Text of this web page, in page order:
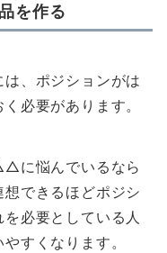
を作る
、ポジションがは
必要があります。
に悩んでいるなら
できるほどポジシ
必要としている人
すくなります。